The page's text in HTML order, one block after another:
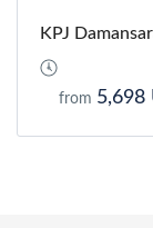
KPJ
from 5,698